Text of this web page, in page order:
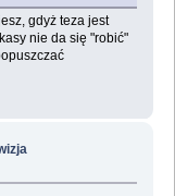
gdyż teza jest
nie da się "robić"